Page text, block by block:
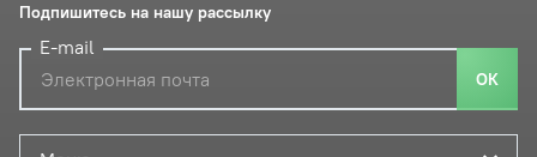
Подпишитесь на нашу рассылку
E-mail
ОК